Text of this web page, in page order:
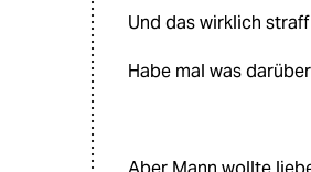
Und das wirklich
Habe mal was